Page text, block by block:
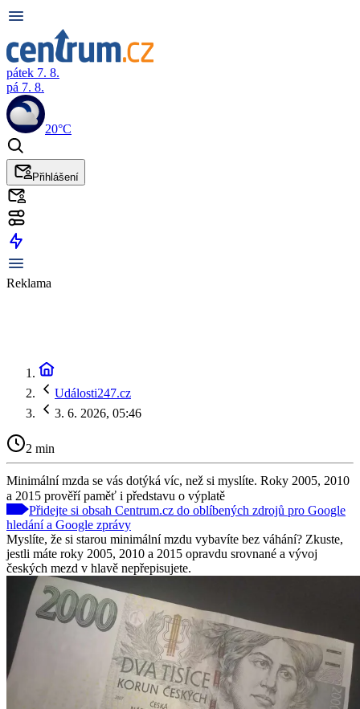
pátek 7. 8.
pá 7. 8.
20°C
Přihlášení
Reklama
Události247.cz
3. 6. 2026, 05:46
2 min
Minimální mzda se vás dotýká víc, než si myslíte. Roky 2005, 2010
a 2015 prověří paměť i představu o výplatě
Přidejte si obsah Centrum.cz do oblíbených zdrojů pro Google
hledání a Google zprávy
Myslíte, že si starou minimální mzdu vybavíte bez váhání? Zkuste,
jestli máte roky 2005, 2010 a 2015 opravdu srovnané a vývoj
českých mezd v hlavě nepřepisujete.